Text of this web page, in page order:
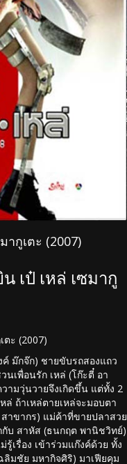
ากูเตะ (2007)
เป๋ เหล่ เซมากู
ตะ (2007)
ค์ ม๊กจ๊ก) ชายขับรถสองแถว
นเพื่อนรัก เหล่ (โก๊ะตี๋ อา
ามวุ่นวายจึงเกิดขึ้น แต่ทั้ง 2
ถ้าเหล่ตายเหล่จะมอบตา
าขากร) แม่ค้าที่ขายปลาสวย
กับ สาหัส (ธนกฤต พานิชวิทย์)
เรื่อง เข้าร่วมแก๊งค์ด้วย ทั้ง
ลิมชัย มหากิจศิริ) มาเฟียคุม